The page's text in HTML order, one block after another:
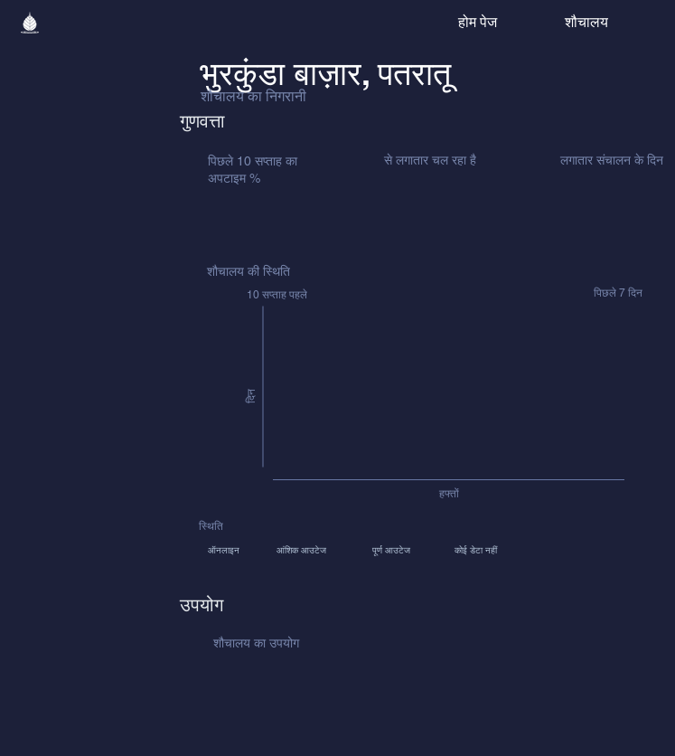
होम पेज शौचालय
भुरकुंडा बाज़ार, पतरातू
शौचालय का निगरानी
उपयोग
पिछले 10 सप्ताह का
अपटाइम %
से लगातार चल रहा है लगातार संचालन के दिन
शौचालय की स्थिति
10 सप्ताह पहले
हफ्तों
पिछले 7 दिन
दिन
गुणवत्ता
शौचालय का उपयोग
स्थिति
ऑनलाइन आंशिक आउटेज पूर्ण आउटेज कोई डेटा नहीं